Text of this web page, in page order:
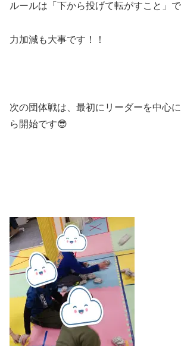
ルールは「下から投げて転がすこと」
力加減も大事です！！
次の団体戦は、最初にリーダーを中心
ら開始です😎